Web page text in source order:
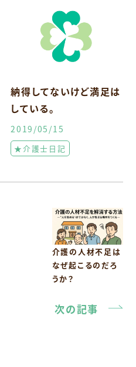
納得してないけど満足は
している。
2019/05/15
★介護士日記
介護の人材不足は
なぜ起こるのだろ
うか？
次の記事